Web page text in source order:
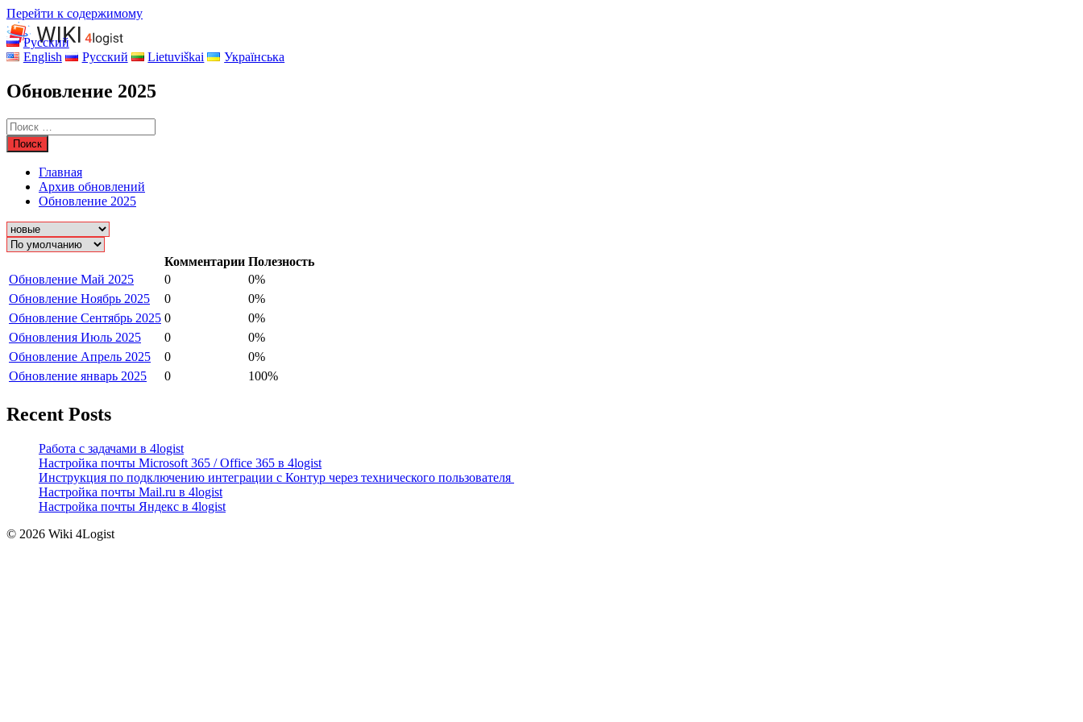
Перейти к содержимому
Русский
English
Русский Lietuviškai Українська
Обновление 2025
Главная
Архив обновлений
Обновление 2025
Комментарии Полезность
Обновление Май 2025
0
0%
Обновление Ноябрь 2025
0
0%
Обновление Сентябрь 2025 0
0%
Обновления Июль 2025
0
0%
Обновление Апрель 2025
0
0%
Обновление январь 2025
0 100%
Recent Posts
Работа с задачами в 4logist
Настройка почты Microsoft 365 / Office 365 в 4logist
Инструкция по подключению интеграции с Контур через технического пользователя
Настройка почты Mail.ru в 4logist
Настройка почты Яндекс в 4logist
© 2026 Wiki 4Logist